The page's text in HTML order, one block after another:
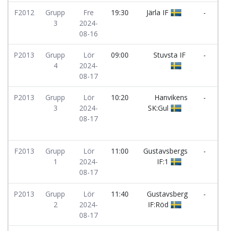
F2012
Grupp
3
Fre
2024-
08-16
19:30 Järla IF -
P2013
Grupp
4
Lör
2024-
08-17
09:00 Stuvsta IF -
P2013
Grupp
3
Lör
2024-
08-17
10:20
Hanvikens
SK:Gul
-
F2013
Grupp
1
Lör
2024-
08-17
11:00
Gustavsbergs
IF:1
-
P2013
Grupp
2
Lör
2024-
08-17
11:40
Gustavsberg
IF:Röd
-